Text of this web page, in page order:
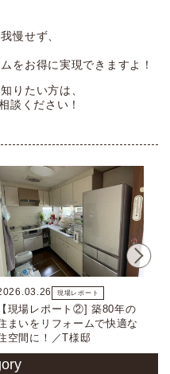
慢せず、
をお得に実現できますよ！
りたい方は、
談ください！
現場レポート
【現場レポート②] 築80年の
まいをリフォームで快適な
空間に！／T様邸